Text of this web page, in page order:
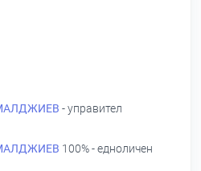
- управител
100% - едноличен